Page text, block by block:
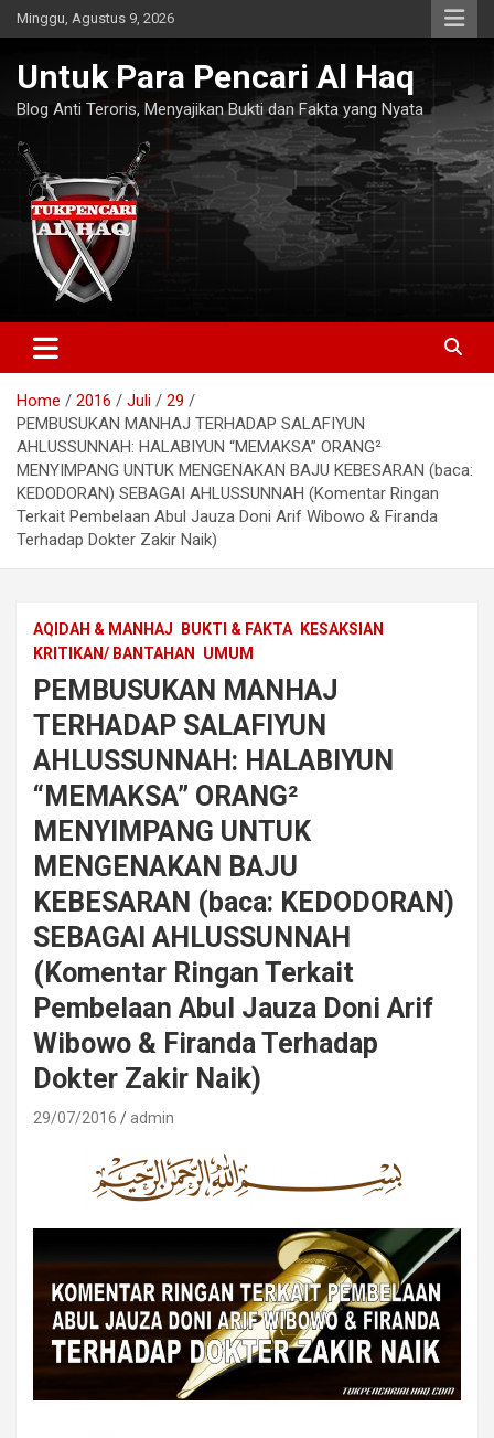
Skip
to
Minggu, Agustus 9, 2026
Untuk Para Pencari Al Haq
Blog Anti Teroris, Menyajikan Bukti dan Fakta yang Nyata
Home 2016 Juli
29
PEMBUSUKAN MANHAJ TERHADAP SALAFIYUN
AHLUSSUNNAH: HALABIYUN “MEMAKSA” ORANG²
MENYIMPANG UNTUK MENGENAKAN BAJU KEBESARAN (baca:
KEDODORAN) SEBAGAI AHLUSSUNNAH (Komentar Ringan
Terkait Pembelaan Abul Jauza Doni Arif Wibowo & Firanda
Terhadap Dokter Zakir Naik)
AQIDAH & MANHAJ BUKTI & FAKTA
KESAKSIAN
KRITIKAN/ BANTAHAN
UMUM
PEMBUSUKAN MANHAJ
TERHADAP SALAFIYUN
AHLUSSUNNAH: HALABIYUN
“MEMAKSA” ORANG²
MENYIMPANG UNTUK
MENGENAKAN BAJU
KEBESARAN (baca: KEDODORAN)
SEBAGAI AHLUSSUNNAH
(Komentar Ringan Terkait
Pembelaan Abul Jauza Doni Arif
Wibowo & Firanda Terhadap
Dokter Zakir Naik)
29/07/2016 admin